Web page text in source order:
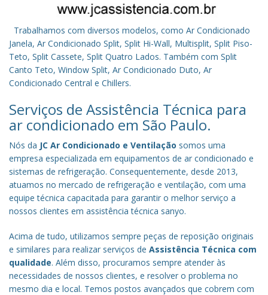
Trabalhamos com diversos modelos, como Ar Condicionado
Janela, Ar Condicionado Split, Split Hi-Wall, Multisplit, Split Piso-
Teto, Split Cassete, Split Quatro Lados. Também com Split
Canto Teto, Window Split, Ar Condicionado Duto, Ar
Condicionado Central e Chillers.
Serviços de Assistência Técnica para
ar condicionado em São Paulo.
Nós da JC Ar Condicionado e Ventilação somos uma
empresa especializada em equipamentos de ar condicionado e
sistemas de refrigeração. Consequentemente, desde 2013,
atuamos no mercado de refrigeração e ventilação, com uma
equipe técnica capacitada para garantir o melhor serviço a
nossos clientes em assistência técnica sanyo.
Acima de tudo, utilizamos sempre peças de reposição originais
e similares para realizar serviços de Assistência Técnica com
qualidade. Além disso, procuramos sempre atender às
necessidades de nossos clientes, e resolver o problema no
mesmo dia e local. Temos postos avançados que cobrem com